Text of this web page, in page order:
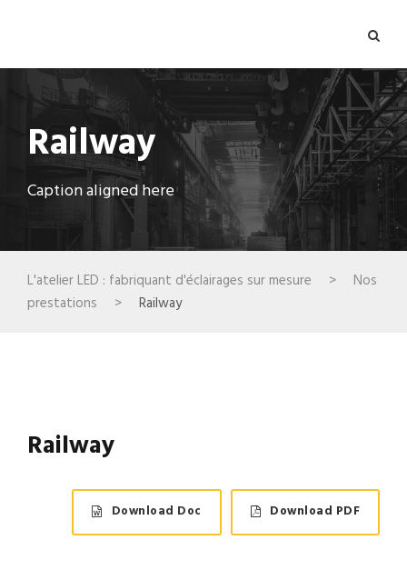
Railway
Caption aligned here
L'atelier LED : fabriquant d'éclairages sur mesure >
Nos
prestations
> Railway
Railway
Download Doc Download PDF